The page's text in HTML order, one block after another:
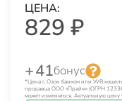
ЦЕНА:
829 ₽
+ 41бонус
*Цена с Озон банком или WB
продавца ООО «Прайм» (ОГРН
может изменяться. Актуальную цену